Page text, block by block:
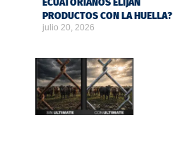
PRODUCTOS CON LA HUELLA?
julio 20, 2026